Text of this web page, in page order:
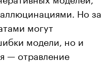
Но за
могут
модели, но и
— отравление